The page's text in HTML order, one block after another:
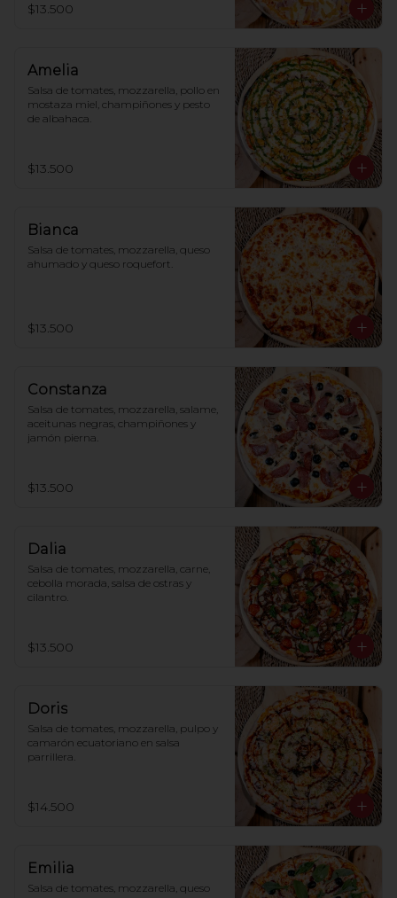
$13.500
Amelia
Salsa de tomates, mozzarella, pollo en
mostaza miel, champiñones y pesto
de albahaca.
$13.500
Bianca
Salsa de tomates, mozzarella, queso
ahumado y queso roquefort.
$13.500
Constanza
Salsa de tomates, mozzarella, salame,
aceitunas negras, champiñones y
jamón pierna.
$13.500
Dalia
Salsa de tomates, mozzarella, carne,
cebolla morada, salsa de ostras y
cilantro.
$13.500
Doris
Salsa de tomates, mozzarella, pulpo y
camarón ecuatoriano en salsa
parrillera.
$14.500
Emilia
Salsa de tomates, mozzarella, queso